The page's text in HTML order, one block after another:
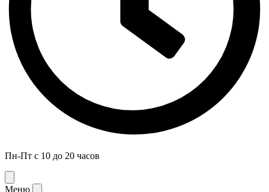
Пн-Пт с 10 до 20 часов
Меню